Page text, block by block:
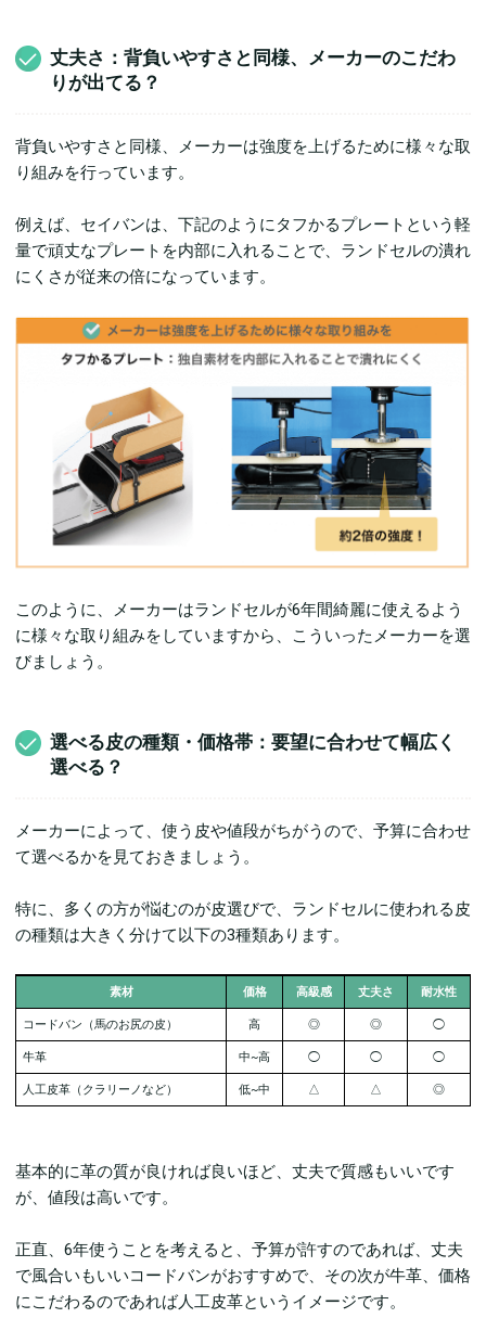
丈夫さ：背負いやすさと同様、メーカーのこだわ
りが出てる？
背負いやすさと同様、メーカーは強度を上げるために様々な取
り組みを行っています。
例えば、セイバンは、下記のようにタフかるプレートという軽
量で頑丈なプレートを内部に入れることで、ランドセルの潰れ
にくさが従来の倍になっています。
このように、メーカーはランドセルが6年間綺麗に使えるよう
に様々な取り組みをしていますから、こういったメーカーを選
びましょう。
選べる皮の種類・価格帯：要望に合わせて幅広く
選べる？
メーカーによって、使う皮や値段がちがうので、予算に合わせ
て選べるかを見ておきましょう。
特に、多くの方が悩むのが皮選びで、ランドセルに使われる皮
の種類は大きく分けて以下の3種類あります。
素材 価格 高級感 丈夫さ 耐水性
コードバン（馬のお尻の皮） 高 ◎ ◎ ◯
牛革 中~高 ◯ ◯ ◯
人工皮革（ クラリーノなど） 低~中 △ △ ◎
基本的に革の質が良ければ良いほど、丈夫で質感もいいです
が、値段は高いです。
正直、6年使うことを考えると、予算が許すのであれば、丈夫
で風合いもいいコードバンがおすすめで、その次が牛革、価格
にこだわるのであれば人工皮革というイメージです。